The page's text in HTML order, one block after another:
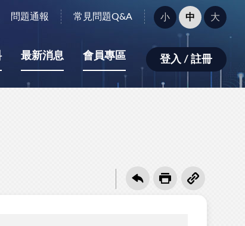
問題通報 常見問題Q&A
字
型
小：
小 中 大
最新消息 會員專區 登入 / 註冊